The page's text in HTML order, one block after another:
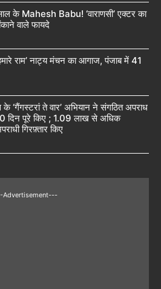
के Mahesh Babu! ‘वाराणसी’ एक्टर का
वाले फायदे
राम’ नाट्य मंचन का आगाज, पंजाब में 41
ते वार’ अभियान ने संगठित अपराध
दिन पूरे किए ; 1.09 लाख से अधिक
गिरफ़्तार किए
Advertisement---